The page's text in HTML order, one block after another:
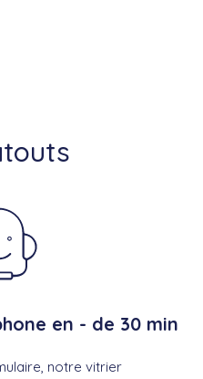
en - de 30 min
notre vitrier